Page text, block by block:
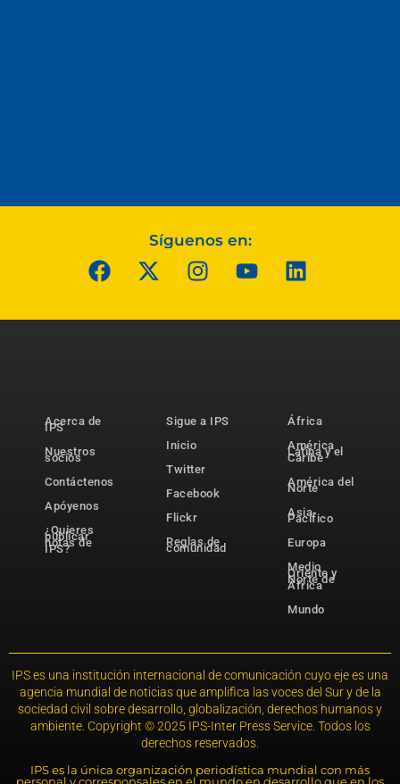
Síguenos en:
Acerca de
IPS
Nuestros
socios
Contáctenos
Apóyenos
¿Quieres
publicar
notas de
IPS?
Sigue a IPS
Inicio
Twitter
Facebook
Flickr
Reglas de
comunidad
África
América
Latina y el
Caribe
América del
Norte
Asia-
Pacífico
Europa
Medio
Oriente y
Norte de
África
Mundo
IPS es una institución internacional de comunicación cuyo eje es una
agencia mundial de noticias que amplifica las voces del Sur y de la
sociedad civil sobre desarrollo, globalización, derechos humanos y
ambiente. Copyright © 2025 IPS-Inter Press Service. Todos los
derechos reservados.
IPS es la única organización periodística mundial con más